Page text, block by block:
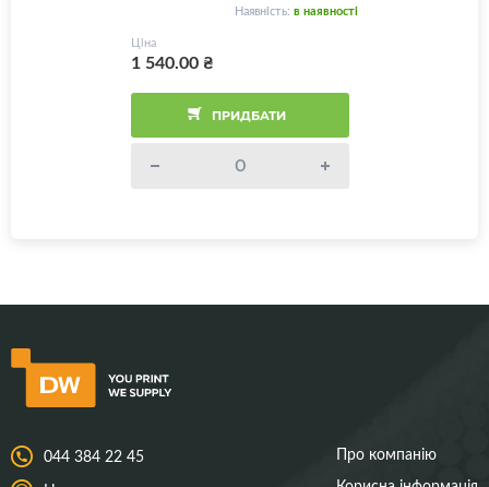
Наявність: в наявності
Ціна
1 540.00₴
ПРИДБАТИ
044 384 22 45
Про компанію